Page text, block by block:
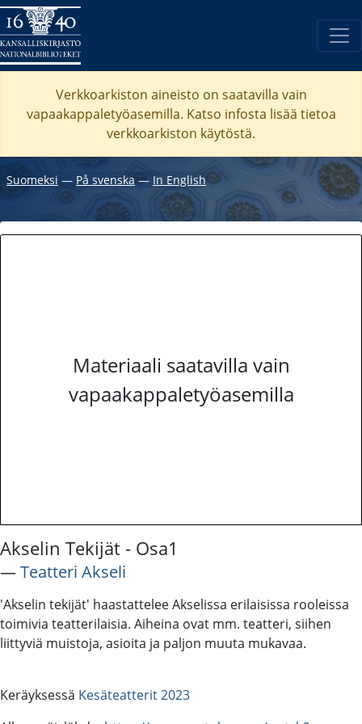
Verkkoarkiston aineisto on saatavilla vain
vapaakappaletyöasemilla. Katso infosta lisää tietoa
verkkoarkiston käytöstä.
Suomeksi ― På svenska ― In English
Materiaali saatavilla vain
vapaakappaletyöasemilla
Akselin Tekijät - Osa1
―Teatteri Akseli
'Akselin tekijät' haastattelee Akselissa erilaisissa rooleissa
toimivia teatterilaisia. Aiheina ovat mm. teatteri, siihen
liittyviä muistoja, asioita ja paljon muuta mukavaa.
Keräyksessä Kesäteatterit 2023